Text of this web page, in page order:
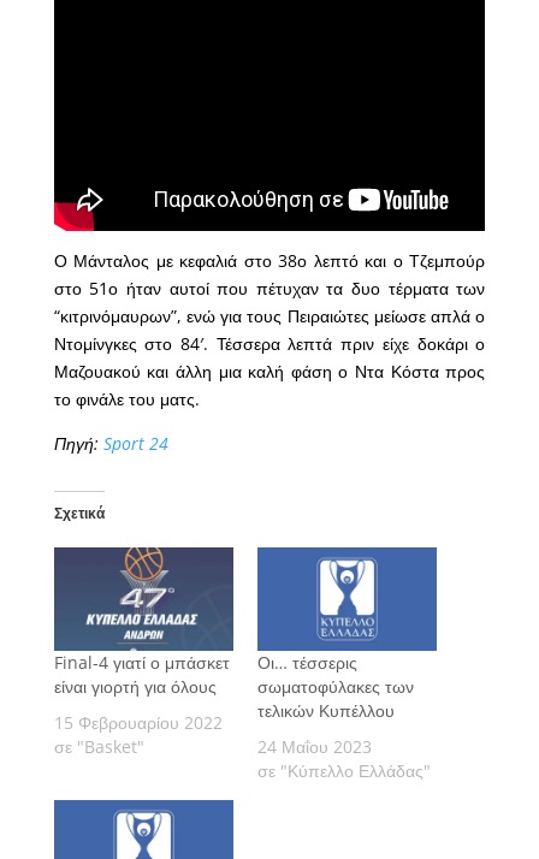
Ο Μάνταλος με κεφαλιά στο 38ο λεπτό και ο Τζεμπούρ
στο 51ο ήταν αυτοί που πέτυχαν τα δυο τέρματα των
“κιτρινόμαυρων”, ενώ για τους Πειραιώτες μείωσε απλά ο
Ντομίνγκες στο 84′. Τέσσερα λεπτά πριν είχε δοκάρι ο
Μαζουακού και άλλη μια καλή φάση ο Ντα Κόστα προς
το φινάλε του ματς.
Πηγή: Sport 24
Σχετικά
Final-4 γιατί ο μπάσκετ
είναι γιορτή για όλους
15 Φεβρουαρίου 2022
σε "Basket"
Οι… τέσσερις
σωματοφύλακες των
τελικών Κυπέλλου
24 Μαΐου 2023
σε "Κύπελλο Ελλάδας"